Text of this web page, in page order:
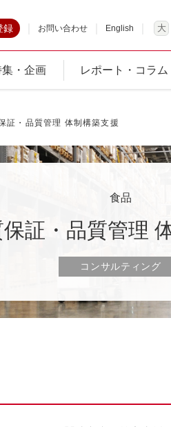
録 お問い合わせ English 大
集・企画 レポート・コラ
証・品質管理 体制構築支援
食品
証・品質管理
コンサルティング